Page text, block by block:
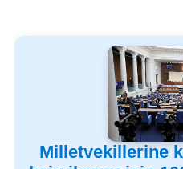
Milletvekillerine